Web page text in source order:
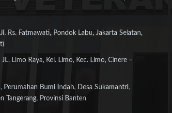
Rs. Fatmawati, Pondok Labu, Jakarta Selatan,
Limo Raya, Kel. Limo, Kec. Limo, Cinere –
Perumahan Bumi Indah, Desa Sukamantri,
Tangerang, Provinsi Banten